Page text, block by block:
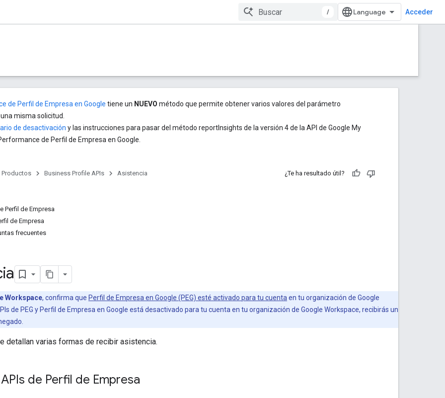
/ Acceder
de Perfil de Empresa en Google tiene un NUEVO método que permite obtener varios valores del parámetro
misma solicitud.
de desactivación y las instrucciones para pasar del método reportInsights de la versión 4 de la API de Google My
de Perfil de Empresa en Google.
Productos Business Profile APIs Asistencia ¿Te ha resultado útil?
Perfil de Empresa
de Empresa
frecuentes
Workspace, confirma que Perfil de Empresa en Google (PEG) esté activado para tu cuenta en tu organización de Google
de PEG y Perfil de Empresa en Google está desactivado para tu cuenta en tu organización de Google Workspace, recibirás un
detallan varias formas de recibir asistencia.
de Perfil de Empresa